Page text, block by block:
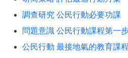
調查研究 公民行動必要功課
問題意識 公民行動課程第一
公民行動 最接地氣的教育課程